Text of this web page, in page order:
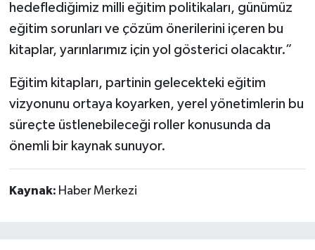
hedeflediğimiz milli eğitim politikaları, günümüz
eğitim sorunları ve çözüm önerilerini içeren bu
kitaplar, yarınlarımız için yol gösterici olacaktır.”
Eğitim kitapları, partinin gelecekteki eğitim
vizyonunu ortaya koyarken, yerel yönetimlerin bu
süreçte üstlenebileceği roller konusunda da
önemli bir kaynak sunuyor.
Kaynak: Haber Merkezi